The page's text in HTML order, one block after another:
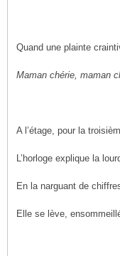
Quand une plainte
Maman chérie, maman
A l’étage, pour la
L’horloge explique la
En la narguant de
Elle se lève,